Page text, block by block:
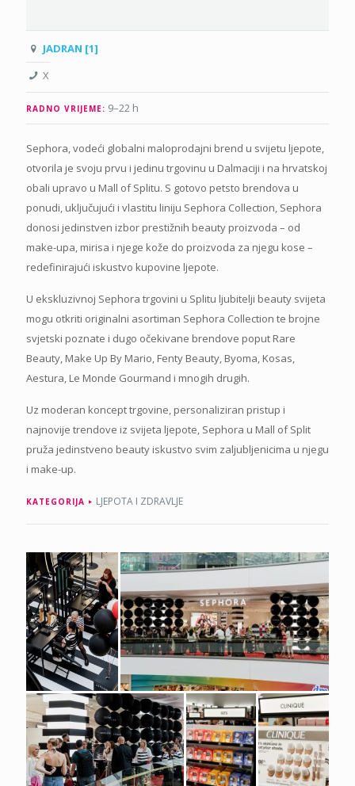
JADRAN [1]
X
RADNO VRIJEME: 9–22 h
Sephora, vodeći globalni maloprodajni brend u svijetu ljepote,
otvorila je svoju prvu i jedinu trgovinu u Dalmaciji i na hrvatskoj
obali upravo u Mall of Splitu. S gotovo petsto brendova u
ponudi, uključujući i vlastitu liniju Sephora Collection, Sephora
donosi jedinstven izbor prestižnih beauty proizvoda – od
make-upa, mirisa i njege kože do proizvoda za njegu kose –
redefinirajući iskustvo kupovine ljepote.
U ekskluzivnoj Sephora trgovini u Splitu ljubitelji beauty svijeta
mogu otkriti originalni asortiman Sephora Collection te brojne
svjetski poznate i dugo očekivane brendove poput Rare
Beauty, Make Up By Mario, Fenty Beauty, Byoma, Kosas,
Aestura, Le Monde Gourmand i mnogih drugih.
Uz moderan koncept trgovine, personaliziran pristup i
najnovije trendove iz svijeta ljepote, Sephora u Mall of Split
pruža jedinstveno beauty iskustvo svim zaljubljenicima u njegu
i make-up.
KATEGORIJA LJEPOTA I ZDRAVLJE